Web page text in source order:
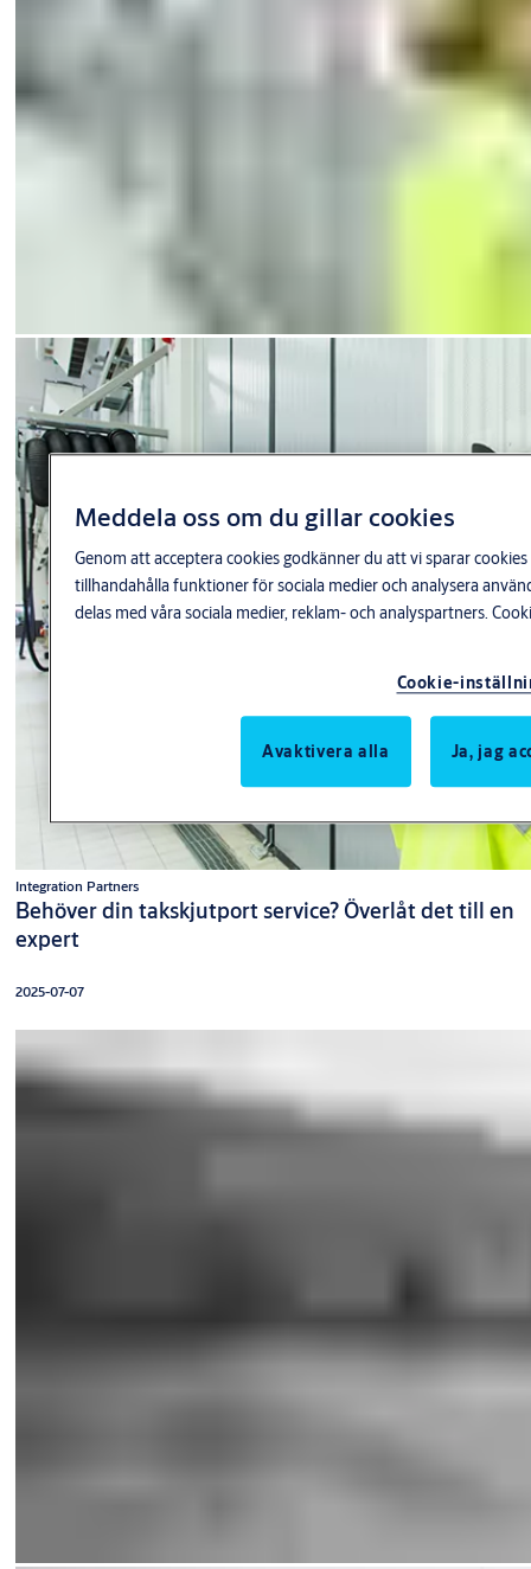
Integration Partners
Behöver din takskjutport service? Överlåt det till en
expert
2025-07-07
Meddela oss om du gillar cookies
Genom att acceptera cookies godkänner du att vi sparar
tillhandahålla funktioner för sociala medier och analysera
delas med våra sociala medier, reklam- och analyspartners.
Cookie-
Avaktivera alla Ja, jag